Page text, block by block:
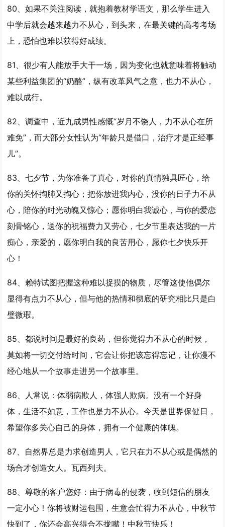
80、如果不关注阅读，就抱着教材学语文，那么学生进入
中学后就会越来越力不从心 ，到头来，在最关键的高考考场
上，恐怕也难以获得好成绩。
81、很少有人能放手大干一场，因为变化也就意味着将触动
某些利益集团的“奶酪”，纵有改革风气之意，也力不从心 ，
难以成行。
82、调查中，近九成男性感慨“岁月不饶人， 力不从心在所
难免”，而大部分女性认为“年龄只是借口，治疗才是正经事
儿”。
83、七夕节，为你准备了真心，对你的真情独具匠心，给
你的关怀掏肺又掏心；把你放进我内心，没你的日子力不从
心 ，陪你的时光动魄又惊心；愿你明白我诚心，与你的爱恋
刻骨铭心，送你的祝福费力又劳心，七夕节里表达我的一片
痴心，亲爱的，愿你明白我的良苦用心，愿你七夕快乐开
心！
84、赖特试图把握这种难以捉摸的物质，尽管这使他偶尔
显得有点力不从心 ，但与他的热情和彻底的研究相比只是白
璧微瑕。
85、都说时间是最好的良药，但你觉得力不从心的时候，
莫如将一切交付给时间，它会让你把该忘得忘记，让你漫不
经心地从一个故事走进另一个故事里。
86、人常说：体弱病欺人，体强人欺病。没有一个好身
体，生活不如意，工作也是力不从心。今天是世界保健日，
希望你多关心自己的身体，拥有一个健康的体魄。
87、自然界总是力求创造男人，它只在力不从心或是偶然的
场合才创造女人。瓦西列夫。
88、尊敬的客户您好：由于病毒的侵袭，收到短信的朋友
一定小心！你将被财运包围，生意会忙得力不从心 ，中秋节
快到了，你还会高兴得合不拢嘴！中秋节快乐！